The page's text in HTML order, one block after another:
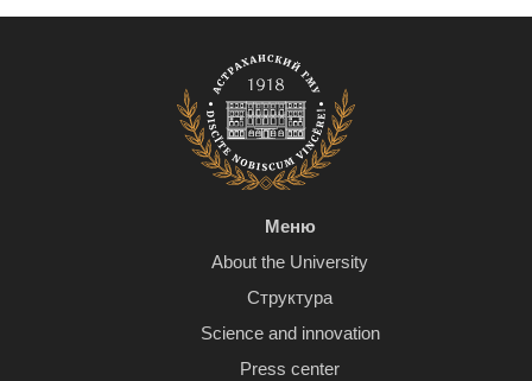
Меню
About the University
Структура
Science and innovation
Press center